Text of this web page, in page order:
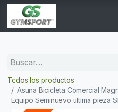
Todos los productos
Asuna Bicicleta Comercial
Equipo Seminuevo última pieza